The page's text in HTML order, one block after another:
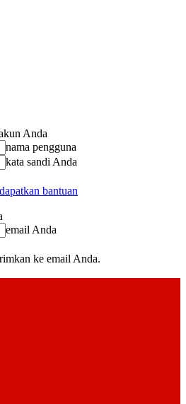
Anda
nama pengguna
kata sandi Anda
bantuan
email Anda
ke email Anda.